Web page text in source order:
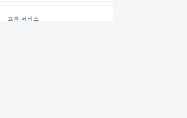
고객 서비스